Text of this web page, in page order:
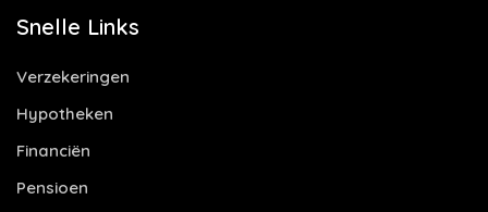
Snelle Links
Verzekeringen
Hypotheken
Financiën
Pensioen